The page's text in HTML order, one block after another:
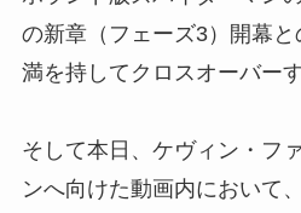
の新章（フェーズ3）開幕
満を持してクロスオーバー
そして本日、ケヴィン・フ
ンへ向けた動画内において